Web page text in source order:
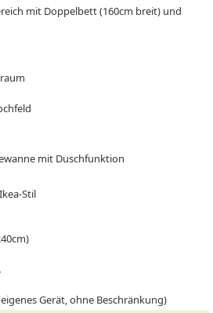
mit Doppelbett (160cm breit) und
mit Duschfunktion
Stil
Gerät, ohne Beschränkung)